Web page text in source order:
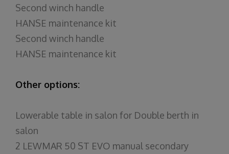
Second winch handle
HANSE maintenance kit
Second winch handle
HANSE maintenance kit
Other options:
Lowerable table in salon for Double berth in
salon
2 LEWMAR 50 ST EVO manual secondary